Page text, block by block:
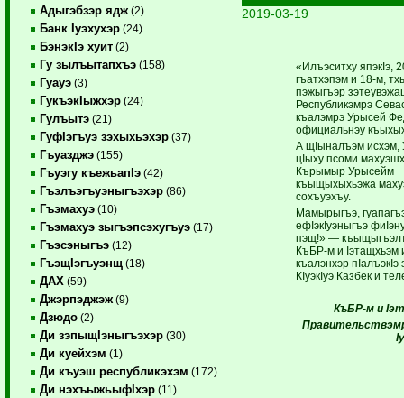
Адыгэбзэр ядж (2)
Банк Iуэхухэр (24)
БэнэкIэ хуит (2)
Гу зылъытапхъэ (158)
Гуауэ (3)
ГукъэкIыжхэр (24)
Гулъытэ (21)
ГуфIэгъуэ зэхыхьэхэр (37)
Гъуазджэ (155)
Гъуэгу къежьапIэ (42)
Гъэлъэгъуэныгъэхэр (86)
Гъэмахуэ (10)
Гъэмахуэ зыгъэпсэхугъуэ (17)
Гъэсэныгъэ (12)
ГъэщIэгъуэнщ (18)
ДАХ (59)
Джэрпэджэж (9)
Дзюдо (2)
Ди зэпыщIэныгъэхэр (30)
Ди куейхэм (1)
Ди къуэш республикэхэм (172)
Ди нэхъыжьыфIхэр (11)
2019-03-19
«Илъэситху япэкIэ,
гъатхэпэм и 18-м,
пэжыгъэр
Республикэмрэ
къалэмрэ Урысей
официальнэу
А щIыналъэм исхэм,
цIыху псоми
Кърымыр Урысейм
къыщыхыхьэжа
сохъуэхъу.
Мамырыгъэ,
ефIэкIуэныгъэ
пэщ!» —
КъБР-м и Iэтащхьэм
къалэнхэр пIалъэкIэ
КIуэкIуэ Казбек и
КъБР-м и